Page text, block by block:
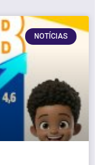
NOTÍCIAS